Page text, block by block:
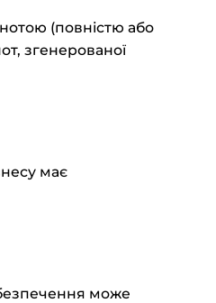
(повністю або
згенерованої
має
може